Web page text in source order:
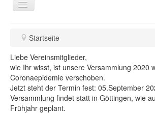
Toggle
Navigation
Hilfe
Geschichte
Downloads
Startseite
Liebe Vereinsmitglieder,
wie Ihr wisst, ist unsere Versammlung 2020
Coronaepidemie verschoben.
Jetzt steht der Termin fest: 05.September
Versammlung findet statt in Göttingen, wie
Frühjahr geplant.